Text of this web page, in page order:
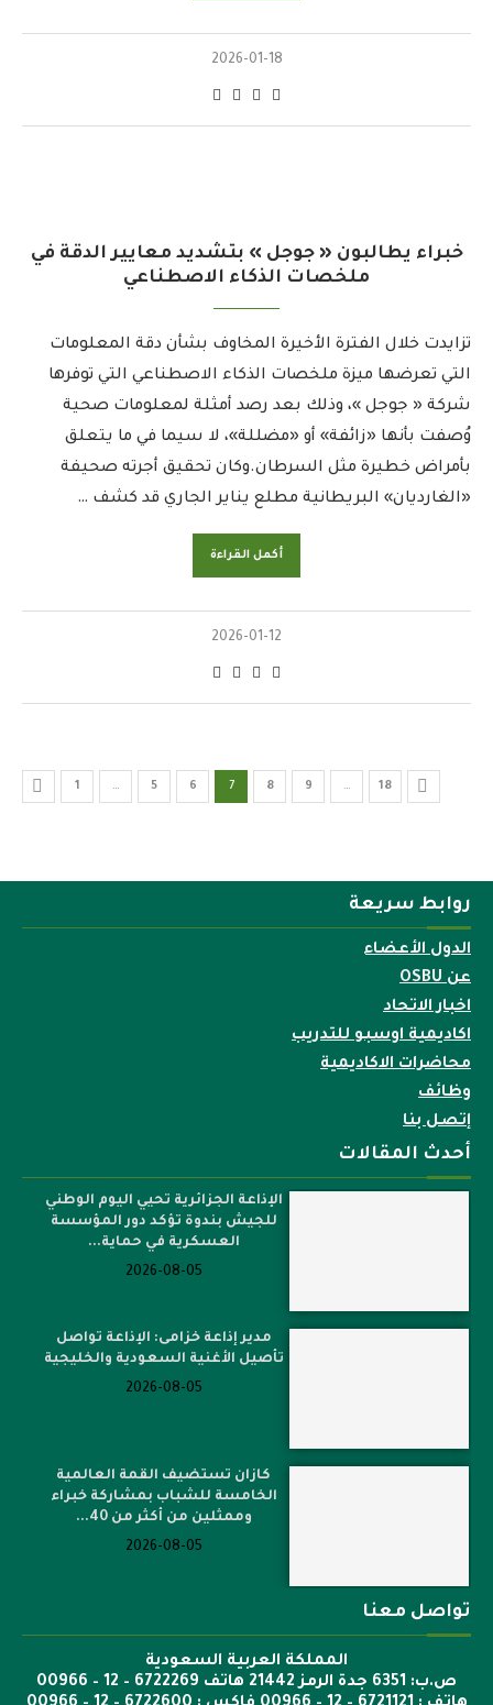
2026-01-18
خبراء يطالبون « جوجل » بتشديد معايير الدقة في
ملخصات الذكاء الاصطناعي
تزايدت خلال الفترة الأخيرة المخاوف بشأن دقة المعلومات
التي تعرضها ميزة ملخصات الذكاء الاصطناعي التي توفرها
شركة « جوجل »، وذلك بعد رصد أمثلة لمعلومات صحية
وُصفت بأنها «زائفة» أو «مضللة»، لا سيما في ما يتعلق
بأمراض خطيرة مثل السرطان.وكان تحقيق أجرته صحيفة
«الغارديان» البريطانية مطلع يناير الجاري قد كشف …
أكمل القراءة
2026-01-12
1 … 5 6 7 8 9 … 18
روابط سريعة
الدول الأعضاء
عن OSBU
اخبار الاتحاد
اكاديمية اوسبو للتدريب
محاضرات الاكاديمية
وظائف
إتصل بنا
أحدث المقالات
الإذاعة الجزائرية تحيي اليوم الوطني
للجيش بندوة تؤكد دور المؤسسة
العسكرية في حماية...
2026-08-05
مدير إذاعة خزامى: الإذاعة تواصل
تأصيل الأغنية السعودية والخليجية
2026-08-05
كازان تستضيف القمة العالمية
الخامسة للشباب بمشاركة خبراء
وممثلين من أكثر من 40...
2026-08-05
تواصل معنا
المملكة العربية السعودية
ص.ب: 6351 جدة الرمز 21442 هاتف 6722269 – 12 – 00966